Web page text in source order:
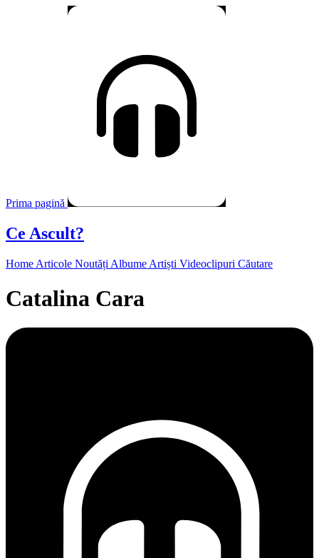
Prima pagină
Ce Ascult?
Home Articole Noutăți Albume Artiști Videoclipuri Căutare
Catalina Cara